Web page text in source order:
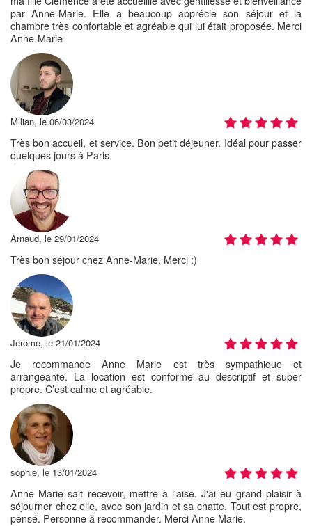
par Anne-Marie. Elle a beaucoup apprécié son séjour et la
chambre très confortable et agréable qui lui était proposée. Merci
Anne-Marie
Milian, le 06/03/2024
Très bon accueil, et service. Bon petit déjeuner. Idéal pour passer
quelques jours à Paris.
Arnaud, le 29/01/2024
Très bon séjour chez Anne-Marie. Merci :)
Jerome, le 21/01/2024
Je recommande Anne Marie est très sympathique et
arrangeante. La location est conforme au descriptif et super
propre. C’est calme et agréable.
sophie, le 13/01/2024
Anne Marie sait recevoir, mettre à l'aise. J'ai eu grand plaisir à
séjourner chez elle, avec son jardin et sa chatte. Tout est propre,
pensé. Personne à recommander. Merci Anne Marie.